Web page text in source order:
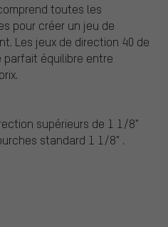
toutes les
pour créer un jeu de
Les jeux de direction 40 de
parfait équilibre entre
supérieurs de 1 1/8"
standard 1 1/8" .